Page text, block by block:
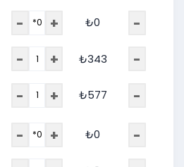
- + ₺0 -
- + ₺343 -
- + ₺577 -
- + ₺0 -